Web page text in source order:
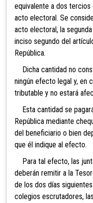
equivalente a dos
acto electoral. Se
acto electoral, la
inciso segundo del
República.
Dicha cantidad no
ningún efecto legal y, en
tributable y no estará
Esta cantidad se
República mediante
del beneficiario o bien
que él indique al efecto.
Para tal efecto, las
deberán remitir a la
de los dos días
colegios escrutadores,